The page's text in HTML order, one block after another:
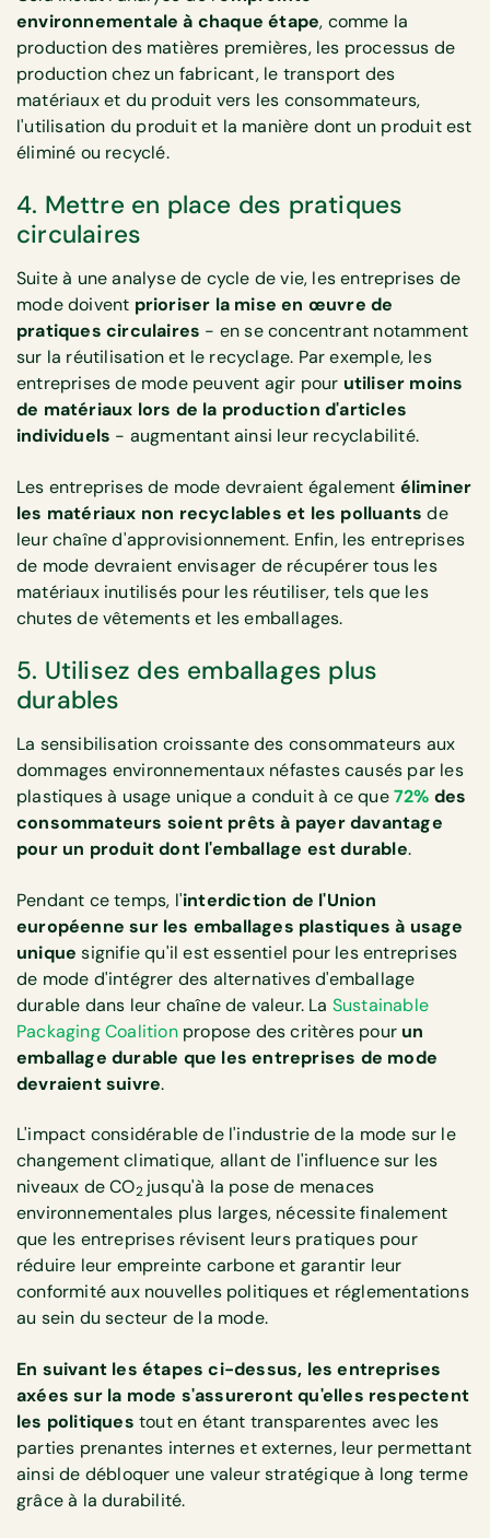
environnementale à chaque étape, comme la
production des matières premières, les processus de
production chez un fabricant, le transport des
matériaux et du produit vers les consommateurs,
l'utilisation du produit et la manière dont un produit est
éliminé ou recyclé.
4. Mettre en place des pratiques
circulaires
Suite à une analyse de cycle de vie, les entreprises de
mode doivent prioriser la mise en œuvre de
pratiques circulaires - en se concentrant notamment
sur la réutilisation et le recyclage. Par exemple, les
entreprises de mode peuvent agir pour utiliser moins
de matériaux lors de la production d'articles
individuels - augmentant ainsi leur recyclabilité.
Les entreprises de mode devraient également éliminer
les matériaux non recyclables et les polluants de
leur chaîne d'approvisionnement. Enfin, les entreprises
de mode devraient envisager de récupérer tous les
matériaux inutilisés pour les réutiliser, tels que les
chutes de vêtements et les emballages.
5. Utilisez des emballages plus
durables
La sensibilisation croissante des consommateurs aux
dommages environnementaux néfastes causés par les
plastiques à usage unique a conduit à ce que72% des
consommateurs soient prêts à payer davantage
pour un produit dont l'emballage est durable.
Pendant ce temps, l'interdiction de l'Union
européenne sur les emballages plastiques à usage
unique signifie qu'il est essentiel pour les entreprises
de mode d'intégrer des alternatives d'emballage
durable dans leur chaîne de valeur. La Sustainable
Packaging Coalitionpropose des critères pour un
emballage durable que les entreprises de mode
devraient suivre.
L'impact considérable de l'industrie de la mode sur le
changement climatique, allant de l'influence sur les
niveaux de CO2jusqu'à la pose de menaces
environnementales plus larges, nécessite finalement
que les entreprises révisent leurs pratiques pour
réduire leur empreinte carbone et garantir leur
conformité aux nouvelles politiques et réglementations
au sein du secteur de la mode.
En suivant les étapes ci-dessus, les entreprises
axées sur la mode s'assureront qu'elles respectent
les politiques tout en étant transparentes avec les
parties prenantes internes et externes, leur permettant
ainsi de débloquer une valeur stratégique à long terme
grâce à la durabilité.